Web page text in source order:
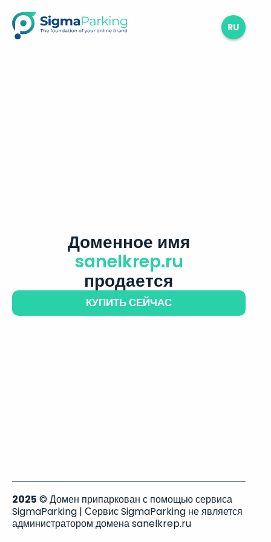
RU
Доменное имя
sanelkrep.ru
продается
КУПИТЬ СЕЙЧАС
2025 © Домен припаркован с помощью сервиса
SigmaParking | Сервис SigmaParking не является
администратором домена sanelkrep.ru